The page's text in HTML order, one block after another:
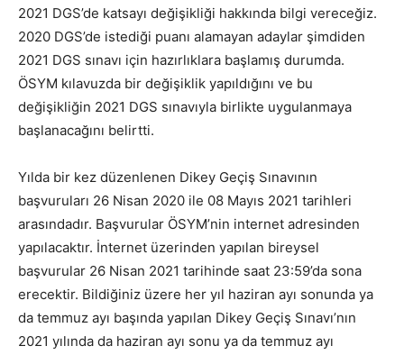
2021 DGS’de katsayı değişikliği hakkında bilgi vereceğiz.
2020 DGS’de istediği puanı alamayan adaylar şimdiden
2021 DGS sınavı için hazırlıklara başlamış durumda.
ÖSYM kılavuzda bir değişiklik yapıldığını ve bu
değişikliğin 2021 DGS sınavıyla birlikte uygulanmaya
başlanacağını belirtti.
Yılda bir kez düzenlenen Dikey Geçiş Sınavının
başvuruları 26 Nisan 2020 ile 08 Mayıs 2021 tarihleri
arasındadır. Başvurular ÖSYM’nin internet adresinden
yapılacaktır. İnternet üzerinden yapılan bireysel
başvurular 26 Nisan 2021 tarihinde saat 23:59’da sona
erecektir. Bildiğiniz üzere her yıl haziran ayı sonunda ya
da temmuz ayı başında yapılan Dikey Geçiş Sınavı’nın
2021 yılında da haziran ayı sonu ya da temmuz ayı